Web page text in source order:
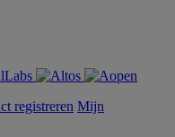
registreren Mijn